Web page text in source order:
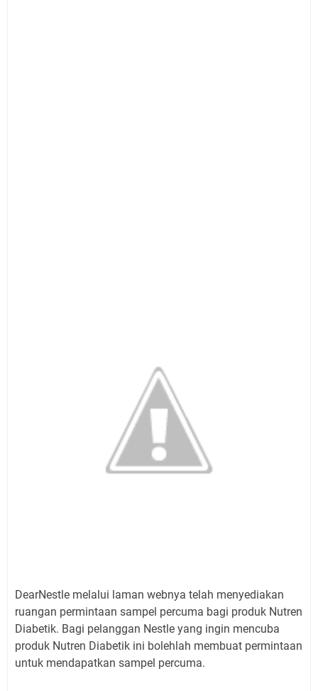
DearNestle melalui laman webnya telah menyediakan
ruangan permintaan sampel percuma bagi produk Nutren
Diabetik. Bagi pelanggan Nestle yang ingin mencuba
produk Nutren Diabetik ini bolehlah membuat permintaan
untuk mendapatkan sampel percuma.